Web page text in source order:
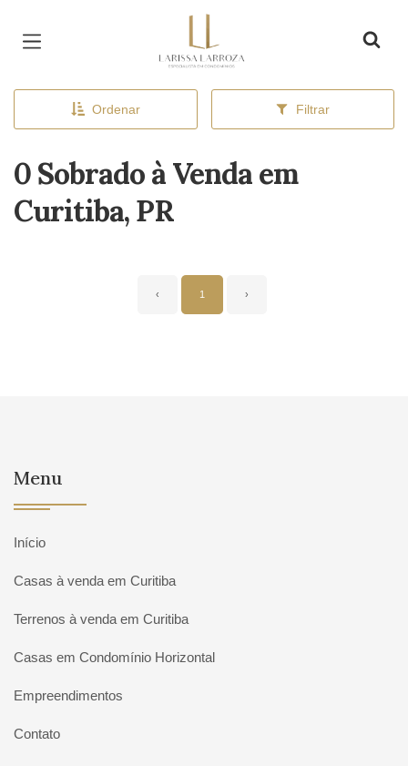
Ordenar Filtrar
0 Sobrado à Venda em
Curitiba, PR
‹ 1 ›
Menu
Início
Casas à venda em Curitiba
Terrenos à venda em Curitiba
Casas em Condomínio Horizontal
Empreendimentos
Contato